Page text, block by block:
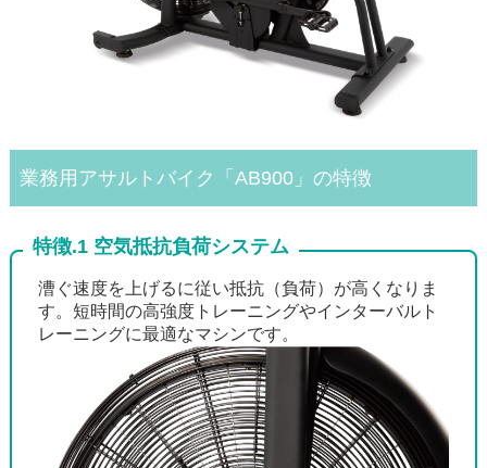
業務用アサルトバイク「AB900」の特徴
特徴.1 空気抵抗負荷システム
漕ぐ速度を上げるに従い抵抗（負荷）が高くなりま
す。短時間の高強度トレーニングやインターバルト
レーニングに最適なマシンです。